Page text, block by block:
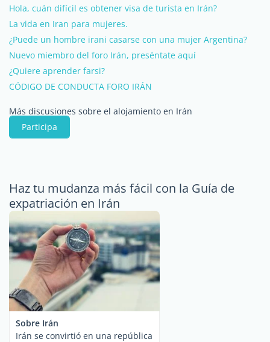
Hola, cuán difícil es obtener visa de turista en Irán?
La vida en Iran para mujeres.
¿Puede un hombre irani casarse con una mujer Argentina?
Nuevo miembro del foro Irán, preséntate aquí
¿Quiere aprender farsi?
CÓDIGO DE CONDUCTA FORO IRÁN
Más discusiones sobre el alojamiento en Irán
Participa
Haz tu mudanza más fácil con la Guía de
expatriación en Irán
Sobre Irán
Irán se convirtió en una república